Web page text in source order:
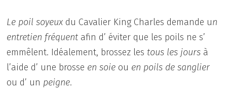
Le poil soyeux du Cavalier King Charles demande un
entretien fréquent afin d’ éviter que les poils ne s’
emmêlent. Idéalement, brossez les tous les jours à
l’aide d’ une brosse en soie ou en poils de sanglier
ou d’ un peigne.